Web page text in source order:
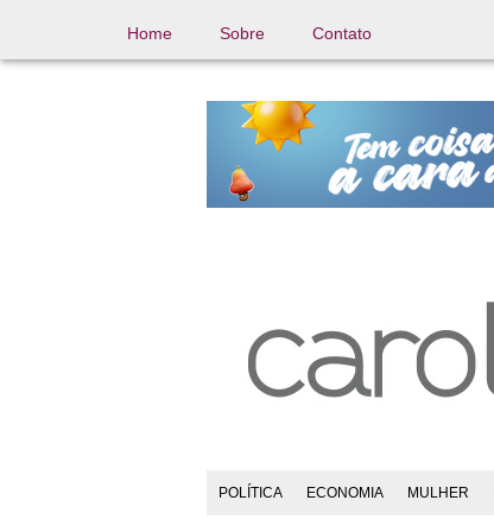
Home Sobre Contato
POLÍTICA ECONOMIA MULHER